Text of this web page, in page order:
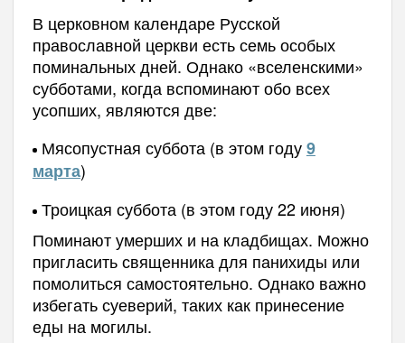
В церковном календаре Русской
православной церкви есть семь особых
поминальных дней. Однако «вселенскими»
субботами, когда вспоминают обо всех
усопших, являются две:
Мясопустная суббота (в этом году9
марта)
Троицкая суббота (в этом году 22 июня)
Поминают умерших и на кладбищах. Можно
пригласить священника для панихиды или
помолиться самостоятельно. Однако важно
избегать суеверий, таких как принесение
еды на могилы.